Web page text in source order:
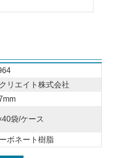
リエイト株式会社
袋/ケース
ボネート樹脂